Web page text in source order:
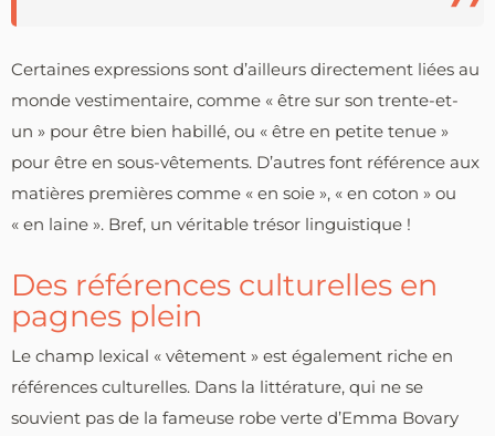
Certaines expressions sont d’ailleurs directement liées au
monde vestimentaire, comme « être sur son trente-et-
un » pour être bien habillé, ou « être en petite tenue »
pour être en sous-vêtements. D’autres font référence aux
matières premières comme « en soie », « en coton » ou
« en laine ». Bref, un véritable trésor linguistique !
Des références culturelles en
pagnes plein
Le champ lexical « vêtement » est également riche en
références culturelles. Dans la littérature, qui ne se
souvient pas de la fameuse robe verte d’Emma Bovary